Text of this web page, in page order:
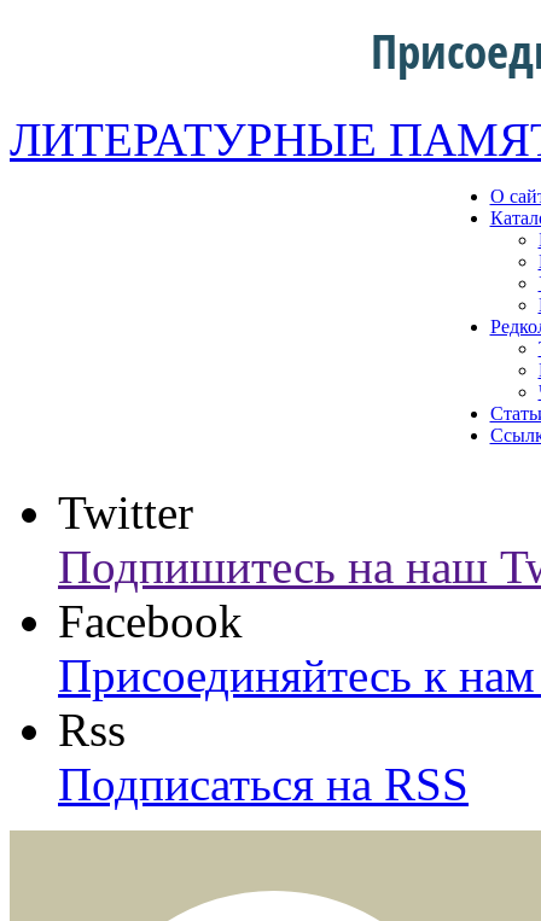
ЛИТЕРАТУРНЫЕ
О
Twitter
Подпишитесь на наш
Facebook
Присоединяйтесь к
Rss
Подписаться на RSS